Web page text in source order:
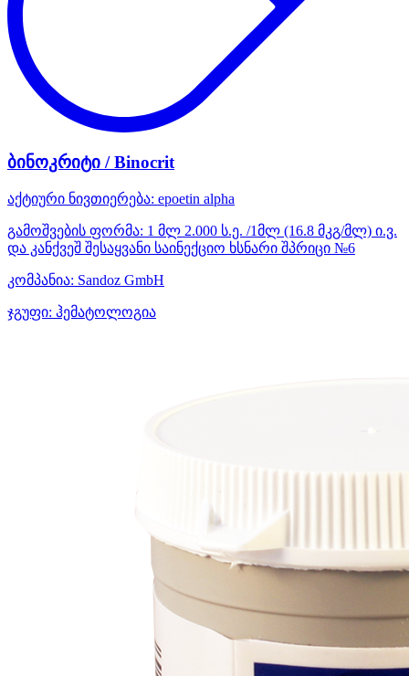
ბინოკრიტი / Binocrit
აქტიური ნივთიერება: epoetin alpha
გამოშვების ფორმა: 1 მლ 2.000 ს.ე. /1მლ (16.8 მკგ/მლ) ი.ვ.
და კანქვეშ შესაყვანი საინექციო ხსნარი შპრიცი №6
კომპანია: Sandoz GmbH
ჯგუფი: ჰემატოლოგია